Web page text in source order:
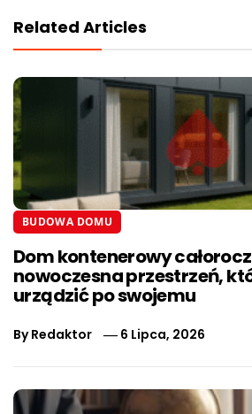
Related Articles
BUDOWA DOMU
Dom kontenerowy
nowoczesna przestrzeń,
urządzić po swojemu
ByRedaktor 6 Lipca, 2026